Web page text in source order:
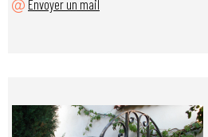
Envoyer un mail